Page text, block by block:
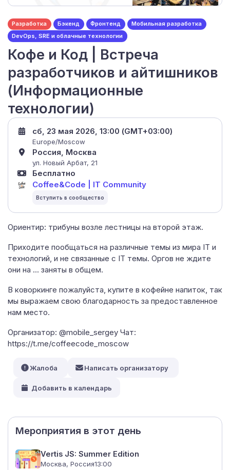
Разработка Бэкенд Фронтенд
Мобильная разработка
DevOps, SRE и облачные технологии
Кофе и Код | Встреча
разработчиков и айтишников
(Информационные
технологии)
Ориентир: трибуны возле лестницы на второй этаж.
Приходите пообщаться на различные темы из мира IT и
технологий, и не связанные с IT темы. Оргов не ждите
они на ... заняты в общем.
В коворкинге пожалуйста, купите в кофейне напиток, так
мы выражаем свою благодарность за предоставленное
нам место.
Организатор: @mobile_sergey Чат:
https://t.me/coffeecode_moscow
сб, 23 мая 2026, 13:00 (GMT+03:00)
Europe/Moscow
Россия, Москва
ул. Новый Арбат, 21
Бесплатно
Coffee&Code | IT Community
Мероприятия в этот день
Vertis JS: Summer Edition
Москва, Россия13:00
Жалоба Написать организатору
Добавить в календарь